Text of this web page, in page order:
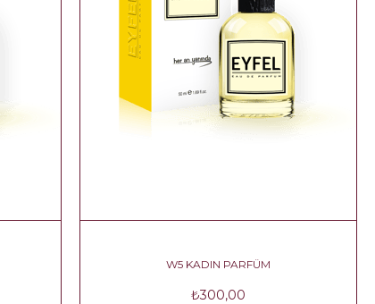
W5 KADIN PARFÜM
₺300,00